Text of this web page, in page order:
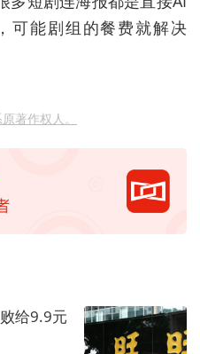
可能剧组的餐费就解决
著作权人。
给9.9元